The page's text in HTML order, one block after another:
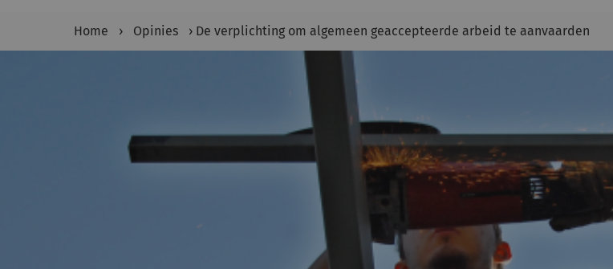
Home › Opinies › De verplichting om algemeen geaccepteerde arbeid te aanvaarden